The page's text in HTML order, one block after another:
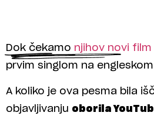
Dok čekamo njihov novi
prvim singlom na
A koliko je ova pesma bila
objavljivanju oborila